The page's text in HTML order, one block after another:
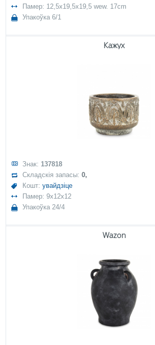
Памер: 12,5x19,5x19,5 wew. 17cm
Упакоўка 6/1
Кажух
Знак: 137818
Складскія запасы:0,
Кошт:увайдзіце
Памер: 9x12x12
Упакоўка 24/4
Wazon